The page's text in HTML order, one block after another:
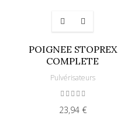
POIGNEE STOPREX
COMPLETE
Pulvérisateurs
23,94 €